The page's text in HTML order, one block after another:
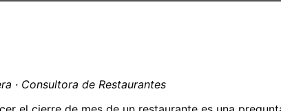
· Consultora de Restaurantes